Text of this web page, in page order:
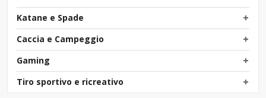
Katane e Spade
Caccia e Campeggio
Gaming
Tiro sportivo e ricreativo